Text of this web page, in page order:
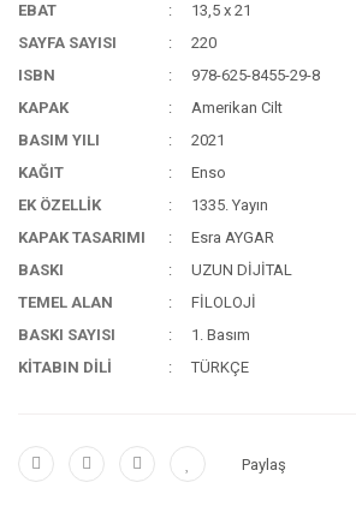
EBAT
13,5 x 21
SAYFA SAYISI
220
ISBN
978-625-8455-29-8
KAPAK
Amerikan Cilt
BASIM YILI
2021
KAĞIT
Enso
EK ÖZELLİK
1335. Yayın
KAPAK TASARIMI
Esra AYGAR
BASKI
UZUN DİJİTAL
TEMEL ALAN
FİLOLOJİ
BASKI SAYISI
1. Basım
KİTABIN DİLİ
TÜRKÇE
Paylaş